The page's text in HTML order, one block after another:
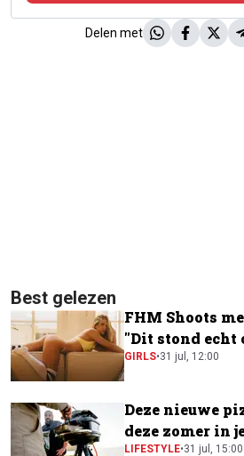
Delen met
Best gelezen
FHM Shoots
"Dit stond
GIRLS•31 jul, 12:00
Deze nieuwe
deze zomer in
LIFESTYLE•31 jul, 15:00